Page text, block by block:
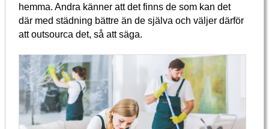
hemma. Andra känner att det finns de som kan det
där med städning bättre än de själva och väljer därför
att outsourca det, så att säga.